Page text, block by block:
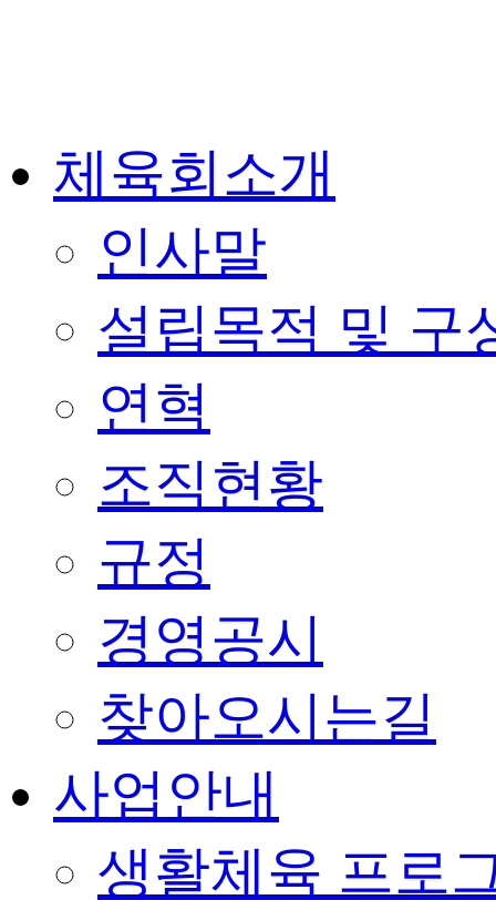
체육회소개
인사말
설립목적 및 구
연혁
조직현황
규정
경영공시
찾아오시는길
사업안내
생활체육 프로